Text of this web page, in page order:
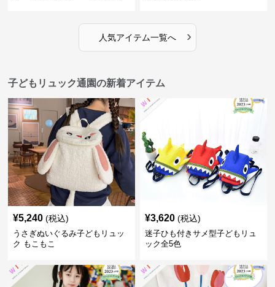
人気アイテム一覧へ ›
子どもリュック通園の新着アイテム
¥5,240 (税込)
うさぎぬいぐるみ子どもリュッ
ク もこもこ
¥3,620 (税込)
迷子ひも付きサメ型子どもリュ
ック全5色